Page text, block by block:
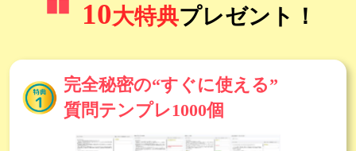
10大特典プレゼント！
完全秘密の“すぐに使える”
質問テンプレ1000個